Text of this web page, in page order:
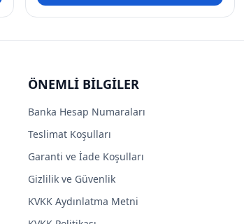
ÖNEMLİ BİLGİLER
Banka Hesap Numaraları
Teslimat Koşulları
Garanti ve İade Koşulları
Gizlilik ve Güvenlik
KVKK Aydınlatma Metni